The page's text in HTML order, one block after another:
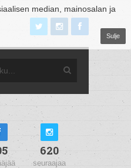
median, mainosalan ja
Sulje
620
seuraajaa